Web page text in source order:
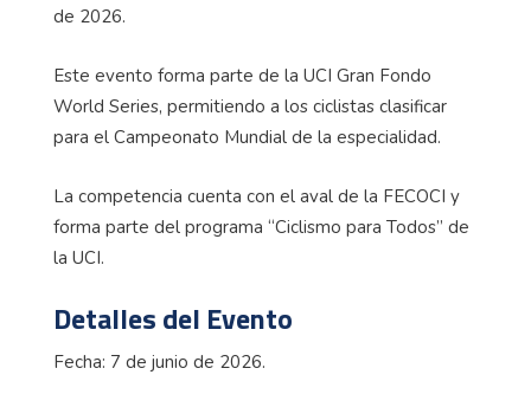
de 2026.
Este evento forma parte de la UCI Gran Fondo
World Series, permitiendo a los ciclistas clasificar
para el Campeonato Mundial de la especialidad.
La competencia cuenta con el aval de la FECOCI y
forma parte del programa “Ciclismo para Todos” de
la UCI.
Detalles del Evento
Fecha: 7 de junio de 2026.